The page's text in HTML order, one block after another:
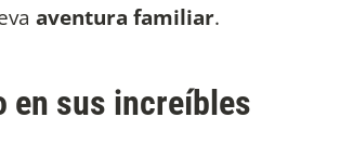
aventura familiar.
en sus increíbles